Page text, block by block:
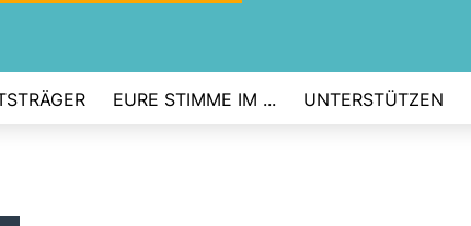
EURE STIMME IM ... UNTERSTÜTZEN